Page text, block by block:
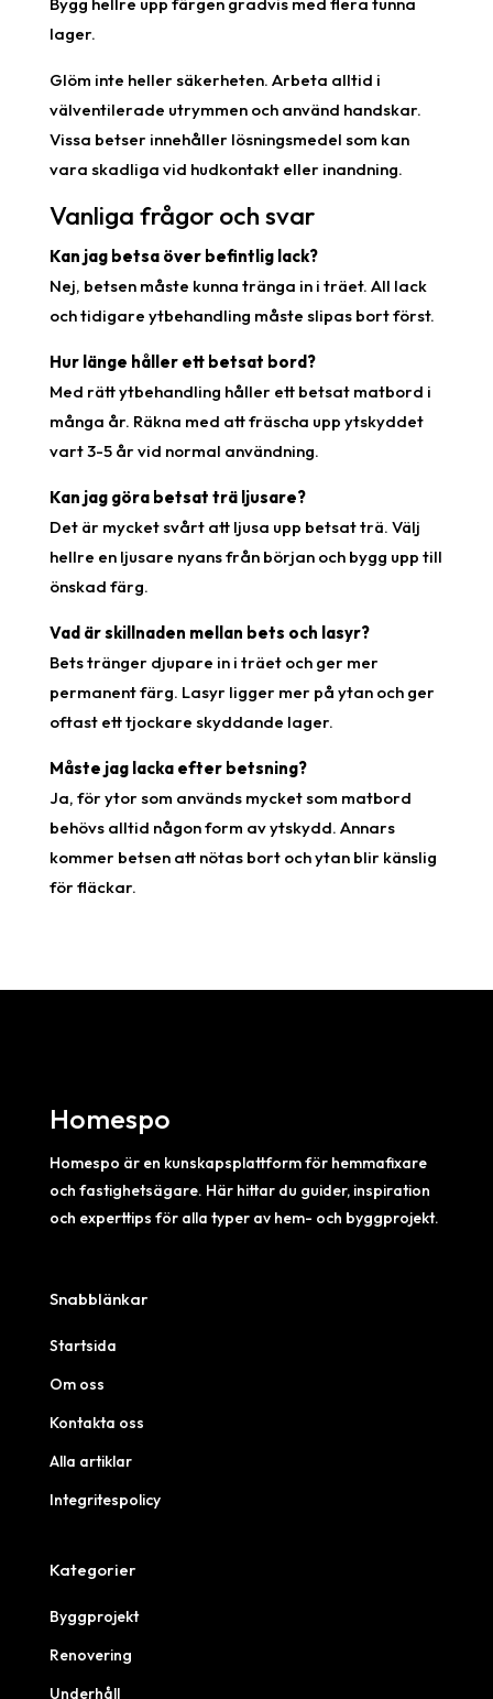
lager.
Glöm inte heller säkerheten. Arbeta alltid i
välventilerade utrymmen och använd handskar.
Vissa betser innehåller lösningsmedel som kan
vara skadliga vid hudkontakt eller inandning.
Vanliga frågor och svar
Kan jag betsa över befintlig lack?
Nej, betsen måste kunna tränga in i träet. All lack
och tidigare ytbehandling måste slipas bort först.
Hur länge håller ett betsat bord?
Med rätt ytbehandling håller ett betsat matbord i
många år. Räkna med att fräscha upp ytskyddet
vart 3-5 år vid normal användning.
Kan jag göra betsat trä ljusare?
Det är mycket svårt att ljusa upp betsat trä. Välj
hellre en ljusare nyans från början och bygg upp till
önskad färg.
Vad är skillnaden mellan bets och lasyr?
Bets tränger djupare in i träet och ger mer
permanent färg. Lasyr ligger mer på ytan och ger
oftast ett tjockare skyddande lager.
Måste jag lacka efter betsning?
Ja, för ytor som används mycket som matbord
behövs alltid någon form av ytskydd. Annars
kommer betsen att nötas bort och ytan blir känslig
för fläckar.
Homespo
Homespo är en kunskapsplattform för hemmafixare
och fastighetsägare. Här hittar du guider, inspiration
och experttips för alla typer av hem- och byggprojekt.
Snabblänkar
Startsida
Om oss
Kontakta oss
Alla artiklar
Integritespolicy
Kategorier
Byggprojekt
Renovering
Underhåll